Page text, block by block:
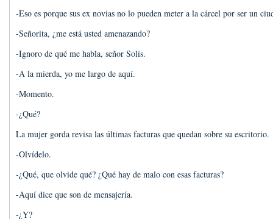
-Eso es porque sus ex novias no lo pueden meter a la cárcel por ser un
-Señorita, ¿me está usted amenazando?
-Ignoro de qué me habla, señor Solís.
-A la mierda, yo me largo de aquí.
-Momento.
-¿Qué?
La mujer gorda revisa las últimas facturas que quedan sobre su escritorio.
-Olvídelo.
-¿Qué, que olvide qué? ¿Qué hay de malo con esas facturas?
-Aquí dice que son de mensajería.
-¿Y?